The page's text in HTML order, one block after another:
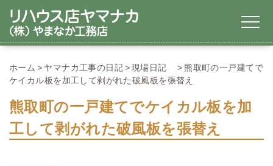
ホーム ヤマナカ工事の日記 現場日記
熊取町の一戸建てで
ケイカル板を加工して剥がれた破風板を張替え
熊取町の一戸建てでケイカル板を加
工して剥がれた破風板を張替え